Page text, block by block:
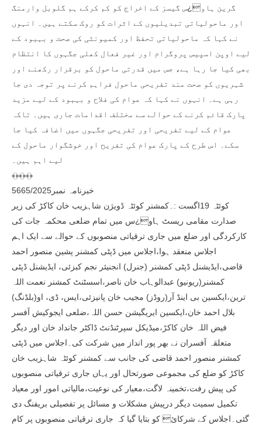
گرین ہاو¿س گیسز کے اخراج کو کم کرکے ہم گلوبل وارمنگ
اور ماحولیاتی تبدیلیوں کے اثرات کو روک سکتے ہیں۔ انہوں
نے کہا کہ ماحولیاتی تحفظ اور کمیونٹی کی صحت و بہبود کے
لیے اوپن اسپیس پروگرام اور غیر فعال کھلی جگہوں کا انتظام
بھی کیا جا رہا ہے، جس میں قدرتی ماحول کو برقرار رکھنے اور
شہریوں کو صحت مند تفریحی ماحول فراہم کرنے پر توجہ دی جا
رہی ہے۔ انہوں نے کہا کہ عوام کی فلاح و بہبود کے لیے مزید
پارک قائم کرنے کے حوالے سے مختلف اقدامات جاری ہیں۔ تاکہ
عوام کے لیے تفریحی اور تفریحی جگہوں میں اضافہ کیا جا
سکے۔ اس طرح کے پارک عوام کی تفریح اور خوشگوار ماحول کے
لیے اہم ہیں۔
﴾﴿﴾﴿﴾﴿
خبرنامہ نمبر5665/2025
کوئٹہ 19اگست :۔کمشنر کوئٹہ ڈویژن شاہزیب خان کاکڑ کی زیر
صدارت مقامی ریسٹ ہاو¿س میں تمام ضلعی محکمہ جات کی
کارکردگی اور ضلع میں جاری ترقیاتی منصوبوں کے حوالے سے ایک اہم
اجلاس منعقد ہوا،اجلاس میں ڈپٹی کمشنر پشین منصور احمد
قاضی،ایڈیشنل ڈپٹی کمشنر (جنرل) انجنیئر نجم کبزئی، ایڈیشنل ڈپٹی
کمشنر(ریونیو) عبدالوہاب خان ناصر،اسسٹنٹ کمشنر نعمت اللہ
ترین،ایکسین بی اینڈ آر(روڈز) مجیب خان پانیزئی،ایس، ڈی، او(بلڈنگ)
بلال احمد خان،ایکسین ایریگیشن حسن اللہ،ضلعی ایجوکیش آفسر
فیض اللہ خان کاکڑ،میڈیکل سپرٹنڈنٹ ڈاکٹر جانداد خان اور دیگر
متعلقہ آفسران نے بھر پور انداز میں شرکت کی۔اجلاس میں ڈپٹی
کمشنر منصور احمد قاضی کی جانب سے کمشنر کوئٹہ شاہزیب خان
کاکڑ کو ضلع کی مجموعی صورتحال اور یہاں جاری ترقیاتی منصوبوں
کی پیش رفت،تخمینہ لاگت،معیار کی نوعیت،مالیاتی امور اور معیاد
تکمیل سمیت دیگر درپیش مشکلات و مسائل پر تفصیلی بریفنگ دی
گئی۔اجلاس کے شرکائ کو بتایا گیا کہ جاری ترقیاتی منصوبوں پر کام